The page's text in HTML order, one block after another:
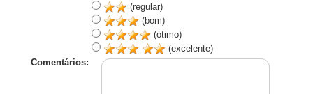
(regular)
(bom)
(ótimo)
(excelente)
Comentários: